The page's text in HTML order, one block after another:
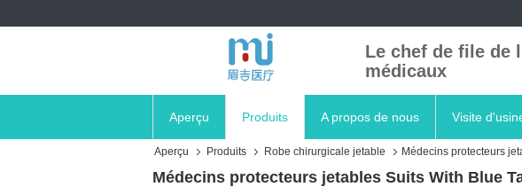
Le chef de file de
médicaux
Aperçu Produits A propos de nous Visite
Aperçu Produits Robe chirurgicale jetable Médecins protecteurs
Médecins protecteurs jetables Suits With Blue